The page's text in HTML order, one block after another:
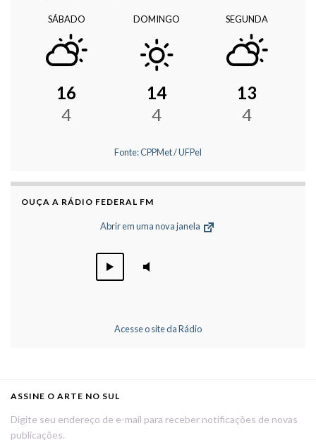
SÁBADO
16
4
DOMINGO
14
4
SEGUNDA
13
4
Fonte: CPPMet / UFPel
OUÇA A RÁDIO FEDERAL FM
Abrir em uma nova janela
Acesse o site da Rádio
ASSINE O ARTE NO SUL
Digite seu endereço de e-mail para receber notificações de novas
publicações.